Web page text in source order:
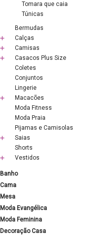
Tomara que caia
Túnicas
Bermudas
Calças
Camisas
Casacos Plus Size
Coletes
Conjuntos
Lingerie
Macacões
Moda Fitness
Moda Praia
Pijamas e Camisolas
Saias
Shorts
Vestidos
Banho
Cama
Mesa
Moda Evangélica
Moda Feminina
Decoração Casa